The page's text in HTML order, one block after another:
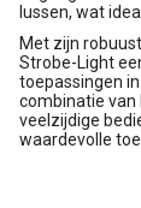
lussen, wat
Met zijn
Strobe-Light
toepassingen
combinatie van
veelzijdige
waardevolle